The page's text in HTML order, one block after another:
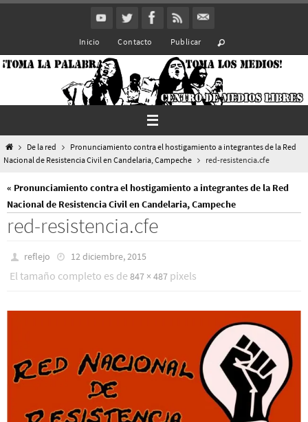
Inicio Contacto Publicar
InicioDe la red
Pronunciamiento contra el hostigamiento a integrantes de la Red
Nacional de Resistencia Civil en Candelaria, Campeche
red-resistencia.cfe
« Pronunciamiento contra el hostigamiento a integrantes de la Red
Nacional de Resistencia Civil en Candelaria, Campeche
red-resistencia.cfe
reflejo 12 diciembre, 2015
El tamaño completo es de 847 × 487 pixels